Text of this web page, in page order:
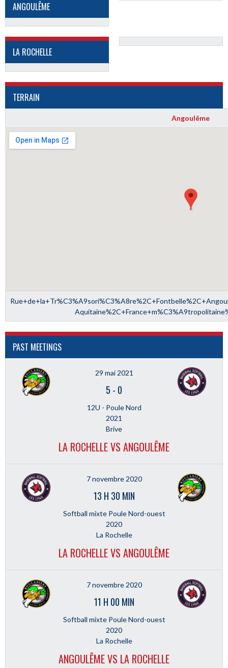
ANGOULÊME
LA ROCHELLE
TERRAIN
Angoulême
PAST MEETINGS
29 mai 2021
5 - 0
12U - Poule Nord
2021
Brive
LA ROCHELLE VS ANGOULÊME
7 novembre 2020
13 H 30 MIN
Softball mixte Poule Nord-ouest
2020
La Rochelle
LA ROCHELLE VS ANGOULÊME
7 novembre 2020
11 H 00 MIN
Softball mixte Poule Nord-ouest
2020
La Rochelle
ANGOULÊME VS LA ROCHELLE